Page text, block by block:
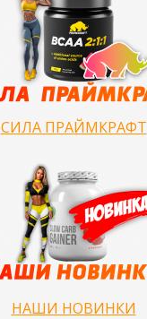
СИЛА ПРАЙМКРАФТ
НАШИ НОВИНКИ